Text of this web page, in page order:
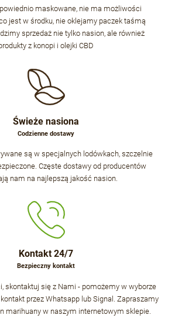
maskowane, nie ma możliwości
jest w środku, nie oklejamy paczek taśmą
sprzedaż nie tylko nasion, ale również
z konopi i olejki CBD
Świeże nasiona
Codzienne dostawy
są w specjalnych lodówkach, szczelnie
Częste dostawy od producentów
nam na najlepszą jakość nasion.
Kontakt 24/7
Bezpieczny kontakt
skontaktuj się z Nami - pomożemy w wyborze
przez Whatsapp lub Signal. Zapraszamy
marihuany w naszym internetowym sklepie.